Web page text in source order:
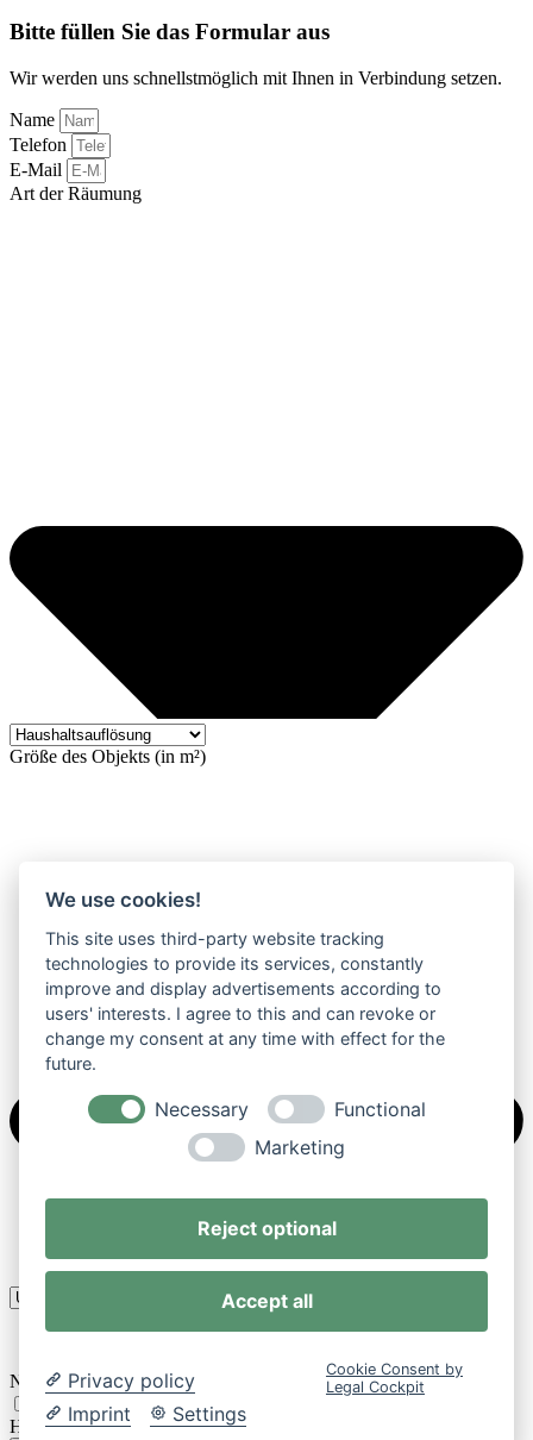
We use cookies!
This site uses third-party website tracking
technologies to provide its services, constantly
improve and display advertisements according to
users' interests. I agree to this and can revoke or
change my consent at any time with effect for the
future.
Necessary
Functional
Marketing
Reject optional
Accept all
Privacy policy
Imprint
Settings
Cookie Consent by
Legal Cockpit
Bitte füllen Sie das Formular aus
Wir werden uns schnellstmöglich mit Ihnen in Verbindung setzen.
Name
Telefon
E-Mail
Art der Räumung
Größe des Objekts (in m²)
Nachricht
Ich akzeptiere dieDatenschutzerklärung
Haushaltsauflösungen und stimme einer Kontaktaufnahme zu.